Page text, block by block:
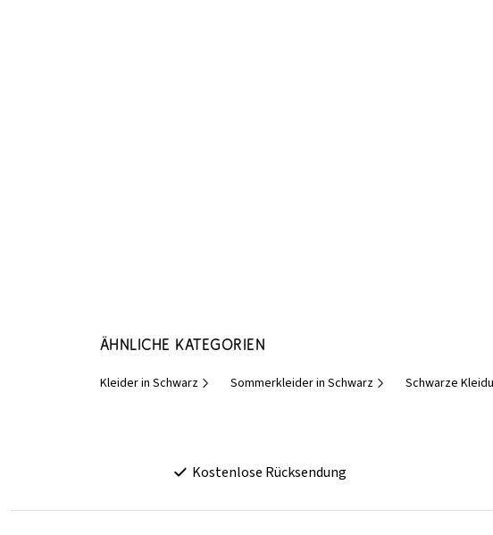
Ähnliche Kategorien
Kleider in Schwarz Sommerkleider in Schwarz Schwarze
Kostenlose Rücksendung